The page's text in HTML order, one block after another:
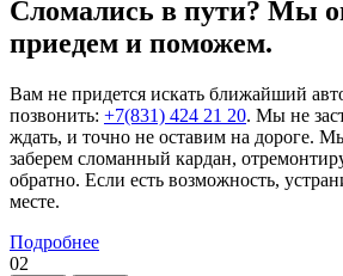
Сломались в пути? Мы
приедем и поможем.
Вам не придется искать ближайший
позвонить: +7(831) 424 21 20. Мы не
ждать, и точно не оставим на дороге.
заберем сломанный кардан,
обратно. Если есть возможность,
месте.
Подробнее
02